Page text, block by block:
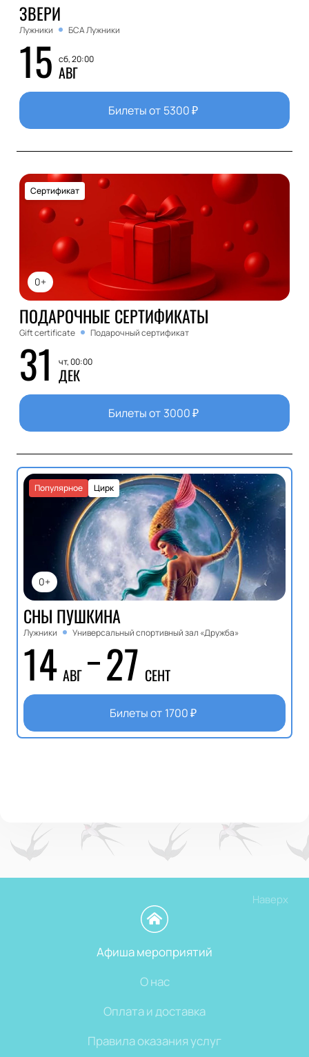
ЗВЕРИ
Лужники БСА Лужники
15 сб, 20:00
АВГ
Билеты от 5300₽
0+
Сертификат
ПОДАРОЧНЫЕ СЕРТИФИКАТЫ
Gift certificate Подарочный сертификат
31 чт, 00:00
ДЕК
Билеты от 3000₽
0+
Цирк
Популярное
СНЫ ПУШКИНА
Лужники Универсальный спортивный зал «Дружба»
14 АВГ 27 СЕНТ
Билеты от 1700₽
Наверх
Афиша мероприятий
О нас
Оплата и доставка
Правила оказания услуг